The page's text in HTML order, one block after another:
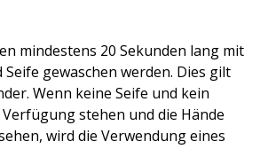
mindestens 20 Sekunden lang mit
Seife gewaschen werden. Dies gilt
Wenn keine Seife und kein
stehen und die Hände
wird die Verwendung eines